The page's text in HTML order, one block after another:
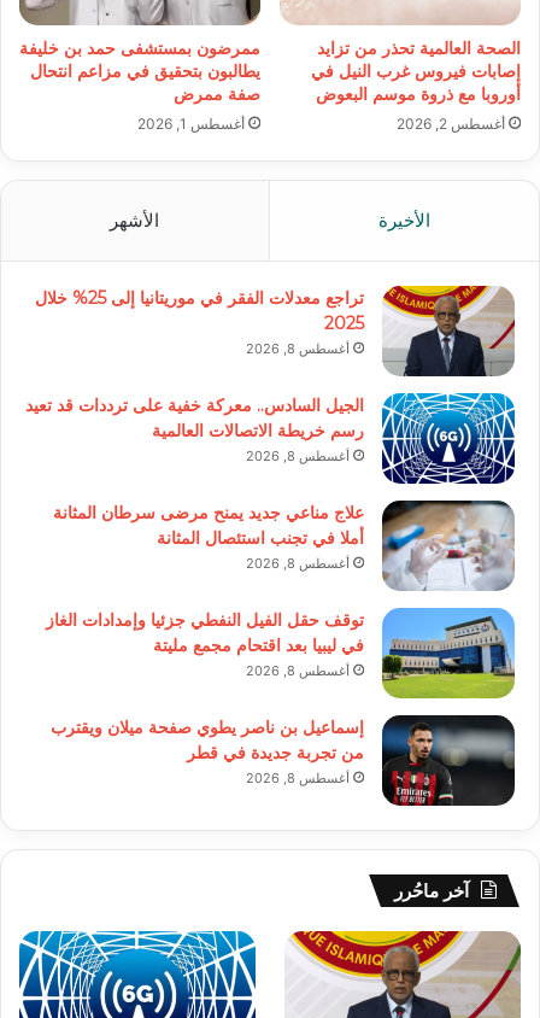
الصحة العالمية تحذر من تزايد
إصابات فيروس غرب النيل في
أوروبا مع ذروة موسم البعوض
أغسطس 2, 2026
ممرضون بمستشفى حمد بن خليفة
يطالبون بتحقيق في مزاعم انتحال
صفة ممرض
أغسطس 1, 2026
الأخيرة الأشهر
تراجع معدلات الفقر في موريتانيا إلى 25% خلال
2025
أغسطس 8, 2026
الجيل السادس.. معركة خفية على ترددات قد تعيد
رسم خريطة الاتصالات العالمية
أغسطس 8, 2026
علاج مناعي جديد يمنح مرضى سرطان المثانة
أملا في تجنب استئصال المثانة
أغسطس 8, 2026
توقف حقل الفيل النفطي جزئيا وإمدادات الغاز
في ليبيا بعد اقتحام مجمع مليتة
أغسطس 8, 2026
إسماعيل بن ناصر يطوي صفحة ميلان ويقترب
من تجربة جديدة في قطر
أغسطس 8, 2026
آخر ماحُرر